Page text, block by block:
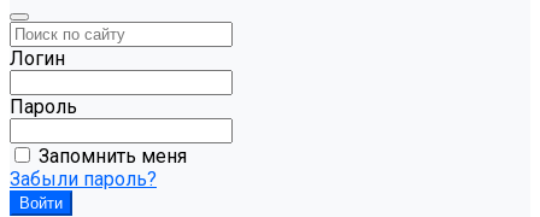
Логин
Пароль
Запомнить меня
Забыли пароль?